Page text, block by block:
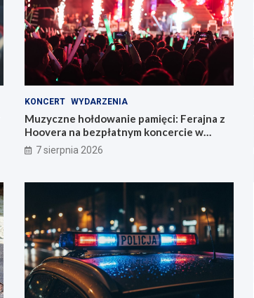
KONCERT WYDARZENIA
Muzyczne hołdowanie pamięci: Ferajna z
Hoovera na bezpłatnym koncercie w
Wrocławiu
7 sierpnia 2026